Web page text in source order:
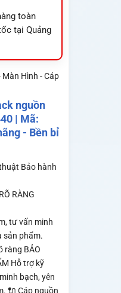
toàn
tại Quảng
Màn Hình - Cáp
nguồn
| Mã:
- Bền bỉ
Bảo hành
RÀNG
tư vấn minh
sản phẩm.
ràng BẢO
Hỗ trợ kỹ
bạch, yên